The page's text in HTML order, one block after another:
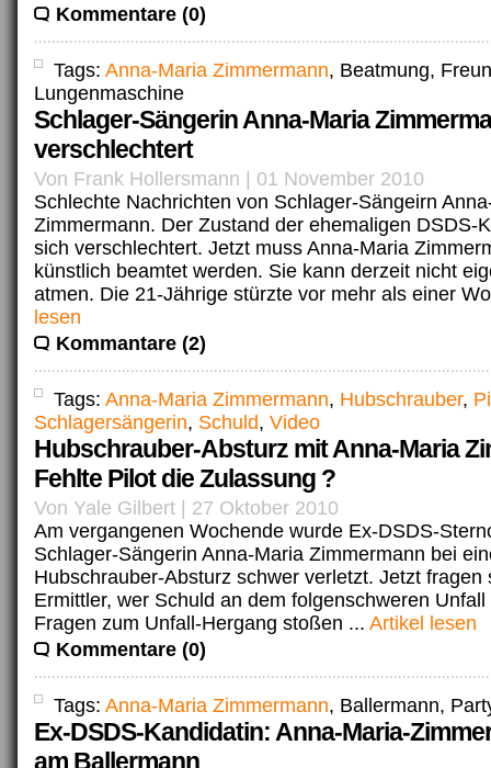
Kommentare (0)
Tags: Anna-Maria Zimmermann, Beatmung,
Lungenmaschine
Schlager-Sängerin Anna-Maria
verschlechtert
Von Frank Hollersmann | 01 November 2010
Schlechte Nachrichten von Schlager-Sängeirn
Zimmermann. Der Zustand der ehemaligen DSDS-
sich verschlechtert. Jetzt muss Anna-Maria
künstlich beamtet werden. Sie kann derzeit nicht
atmen. Die 21-Jährige stürzte vor mehr als einer
lesen
Kommantare (2)
Tags: Anna-Maria Zimmermann, Hubschrauber,
Schlagersängerin, Schuld, Video
Hubschrauber-Absturz mit Anna-Maria
Fehlte Pilot die Zulassung ?
Von Yale Gilbert | 27 Oktober 2010
Am vergangenen Wochende wurde Ex-DSDS-
Schlager-Sängerin Anna-Maria Zimmermann bei
Hubschrauber-Absturz schwer verletzt. Jetzt fragen
Ermittler, wer Schuld an dem folgenschweren
Fragen zum Unfall-Hergang stoßen ... Artikel lesen
Kommentare (0)
Tags: Anna-Maria Zimmermann, Ballermann,
Ex-DSDS-Kandidatin: Anna-Maria-
am Ballermann